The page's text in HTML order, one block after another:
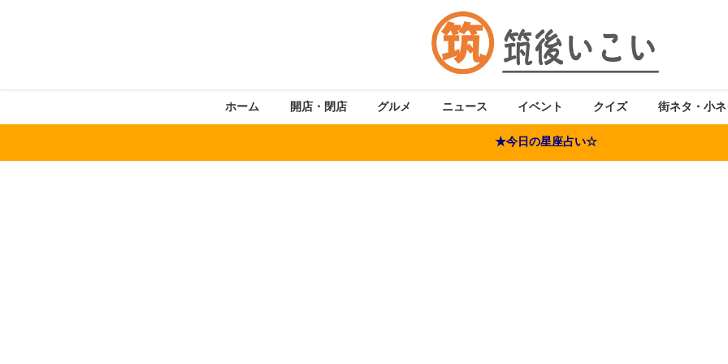
ホーム 開店・閉店 グルメ ニュース イベント クイズ 街ネタ・小ネ
★今日の星座占い☆